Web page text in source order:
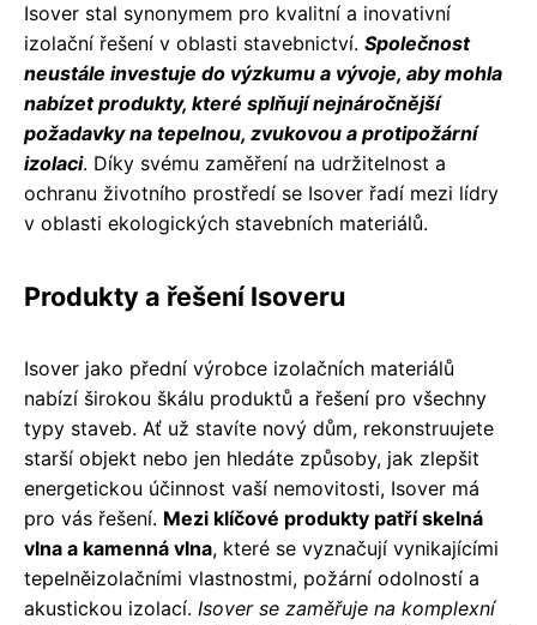
Isover stal synonymem pro kvalitní a inovativní
izolační řešení v oblasti stavebnictví. Společnost
neustále investuje do výzkumu a vývoje, aby mohla
nabízet produkty, které splňují nejnáročnější
požadavky na tepelnou, zvukovou a protipožární
izolaci. Díky svému zaměření na udržitelnost a
ochranu životního prostředí se Isover řadí mezi lídry
v oblasti ekologických stavebních materiálů.
Produkty a řešení Isoveru
Isover jako přední výrobce izolačních materiálů
nabízí širokou škálu produktů a řešení pro všechny
typy staveb. Ať už stavíte nový dům, rekonstruujete
starší objekt nebo jen hledáte způsoby, jak zlepšit
energetickou účinnost vaší nemovitosti, Isover má
pro vás řešení. Mezi klíčové produkty patří skelná
vlna a kamenná vlna, které se vyznačují vynikajícími
tepelněizolačními vlastnostmi, požární odolností a
akustickou izolací. Isover se zaměřuje na komplexní